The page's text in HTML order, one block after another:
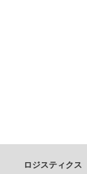
ロジスティクス